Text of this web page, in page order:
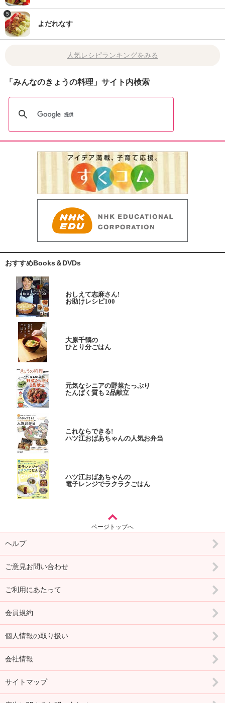
5
よだれなす
人気レシピランキングをみる
「みんなのきょうの料理」サイト内検索
おすすめBooks＆DVDs
おしえて志麻さん!
お助けレシピ100
大原千鶴の
ひとり分ごはん
元気なシニアの野菜たっぷり
たんぱく質も 2品献立
これならできる!
ハツ江おばあちゃんの人気お弁当
ハツ江おばあちゃんの
電子レンジでラクラクごはん
ページトップへ
ヘルプ
ご意見お問い合わせ
ご利用にあたって
会員規約
個人情報の取り扱い
会社情報
サイトマップ